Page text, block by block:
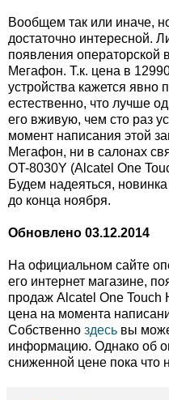
Вообщем так или иначе,
достаточно интересной.
появления операторской
Мегафон. Т.к. цена в
устройства кажется явно
естественно, что лучше
его вживую, чем сто раз
момент написания этой
Мегафон, ни в салонах
OT-8030Y (Alcatel One
Будем надеяться,
до конца ноября.
Обновлено 03.12.2014
На официальном сайте
его интернет магазине,
продаж Alcatel One Touch
цена на момента
Собственно здесь вы
информацию. Однако об
сниженной цене пока что